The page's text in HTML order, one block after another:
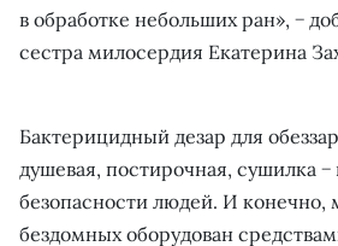
в обработке небольших ран», −
сестра милосердия Екатерина
Бактерицидный дезар для
душевая, постирочная, сушилка −
безопасности людей. И конечно,
бездомных оборудован